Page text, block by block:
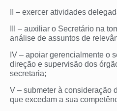
II – exercer atividades
III – auxiliar o Secretário na
análise de assuntos de
IV – apoiar gerencialmente o
direção e supervisão dos
secretaria;
V – submeter à consideração
que excedam a sua